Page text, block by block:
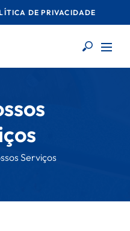
DE PRIVACIDADE
Serviços